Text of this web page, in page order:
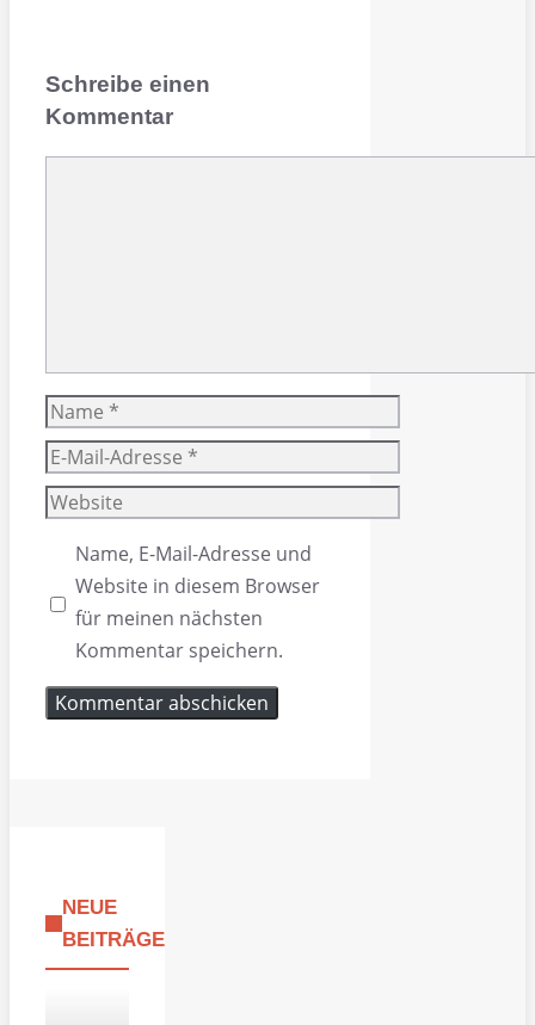
Schreibe einen
Kommentar
Name
E-
Mail-
Adresse
Website
Name, E-Mail-Adresse und
Website in diesem Browser
für meinen nächsten
Kommentar speichern.
NEUE
BEITRÄGE